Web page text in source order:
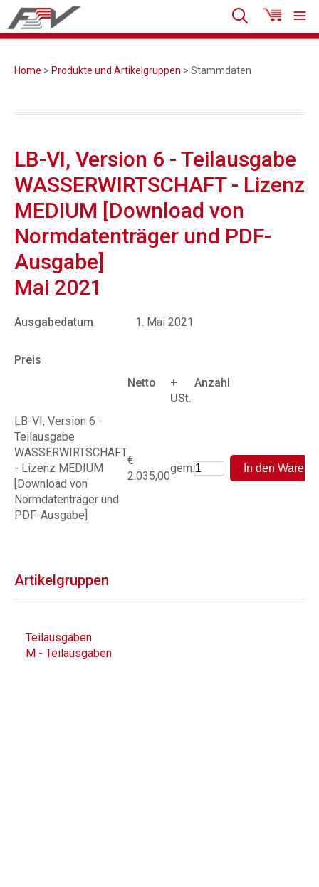
Home > Produkte und Artikelgruppen > Stammdaten
LB-VI, Version 6 - Teilausgabe
WASSERWIRTSCHAFT - Lizenz
MEDIUM [Download von
Normdatenträger und PDF-
Ausgabe]
Mai 2021
Ausgabedatum 1. Mai 2021
Preis
Netto
+
USt.
Anzahl
LB-VI, Version 6 -
Teilausgabe
WASSERWIRTSCHAFT
- Lizenz MEDIUM
[Download von
Normdatenträger und
PDF-Ausgabe]
€
2.035,00
gem.
Artikelgruppen
Teilausgaben
M - Teilausgaben